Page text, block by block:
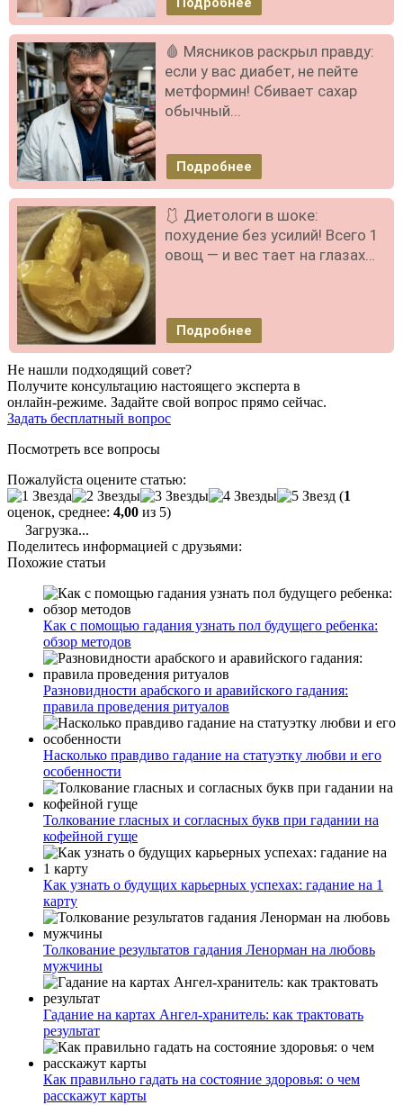
🩸 Мясников раскрыл правду:
если у вас диабет, не пейте
метформин! Сбивает сахар
обычный...
Подробнее
🩱 Диетологи в шоке:
похудение без усилий! Всего 1
овощ — и вес тает на глазах…
Подробнее
Не нашли подходящий совет?
Получите консультацию настоящего эксперта в
онлайн-режиме. Задайте свой вопрос прямо сейчас.
Задать бесплатный вопрос
Посмотреть все вопросы
Пожалуйста оцените статью:
(1
оценок, среднее: 4,00 из 5)
Загрузка...
Поделитесь информацией с друзьями:
Похожие статьи
Как с помощью гадания узнать пол будущего ребенка:
обзор методов
Разновидности арабского и аравийского гадания:
правила проведения ритуалов
Насколько правдиво гадание на статуэтку любви и его
особенности
Толкование гласных и согласных букв при гадании на
кофейной гуще
Как узнать о будущих карьерных успехах: гадание на 1
карту
Толкование результатов гадания Ленорман на любовь
мужчины
Гадание на картах Ангел-хранитель: как трактовать
результат
Как правильно гадать на состояние здоровья: о чем
расскажут карты